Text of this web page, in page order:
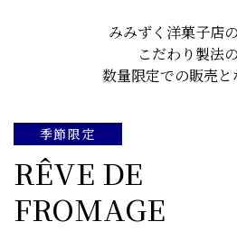
みみずく洋菓子店の
こだわり製法
数量限定での販売と
季節限定
RÊVE DE
FROMAGE